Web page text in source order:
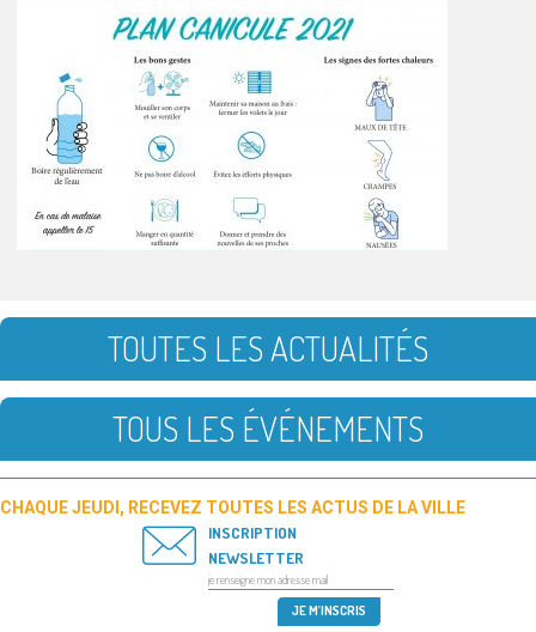
TOUTES LES ACTUALITÉS
TOUS LES ÉVÉNEMENTS
CHAQUE JEUDI, RECEVEZ TOUTES LES ACTUS DE LA VILLE
INSCRIPTION
NEWSLETTER